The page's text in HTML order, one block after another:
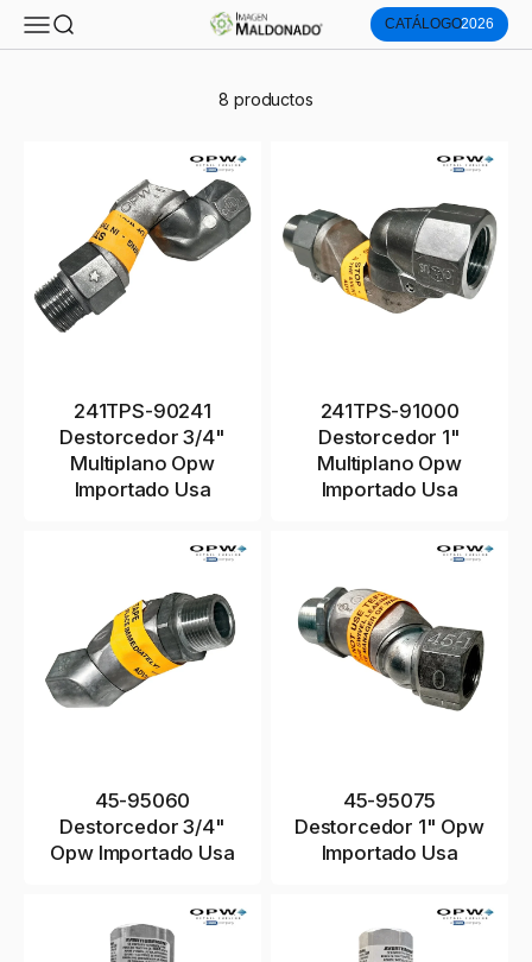
MenúBuscar Imagen Maldonado® CATÁLOGO2026
8 productos
241TPS-90241
Destorcedor 3/4"
Multiplano Opw
Importado Usa
241TPS-91000
Destorcedor 1"
Multiplano Opw
Importado Usa
45-95060
Destorcedor 3/4"
Opw Importado Usa
45-95075
Destorcedor 1" Opw
Importado Usa